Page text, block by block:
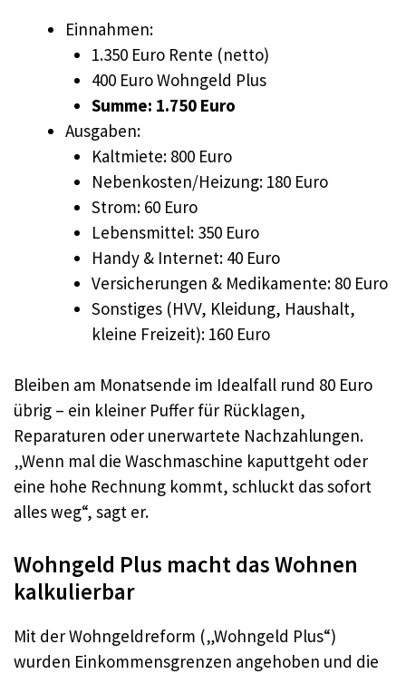
Einnahmen:
1.350 Euro Rente (netto)
400 Euro Wohngeld Plus
Summe: 1.750 Euro
Ausgaben:
Kaltmiete: 800 Euro
Nebenkosten/Heizung: 180 Euro
Strom: 60 Euro
Lebensmittel: 350 Euro
Handy & Internet: 40 Euro
Versicherungen & Medikamente: 80 Euro
Sonstiges (HVV, Kleidung, Haushalt,
kleine Freizeit): 160 Euro
Bleiben am Monatsende im Idealfall rund 80 Euro
übrig – ein kleiner Puffer für Rücklagen,
Reparaturen oder unerwartete Nachzahlungen.
„Wenn mal die Waschmaschine kaputtgeht oder
eine hohe Rechnung kommt, schluckt das sofort
alles weg“, sagt er.
Wohngeld Plus macht das Wohnen
kalkulierbar
Mit der Wohngeldreform („Wohngeld Plus“)
wurden Einkommensgrenzen angehoben und die